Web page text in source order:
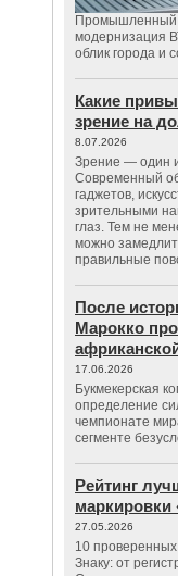
Промышленный
модернизация
облик города и
Какие
зрение на
8.07.2026
Зрение — один
Современный
гаджетов,
зрительными
глаз. Тем не
можно
правильные
После
Марокко
17.06.2026
Букмекерская
определение
чемпионате
сегменте
Рейтинг
маркировки
27.05.2026
10
Знаку: от